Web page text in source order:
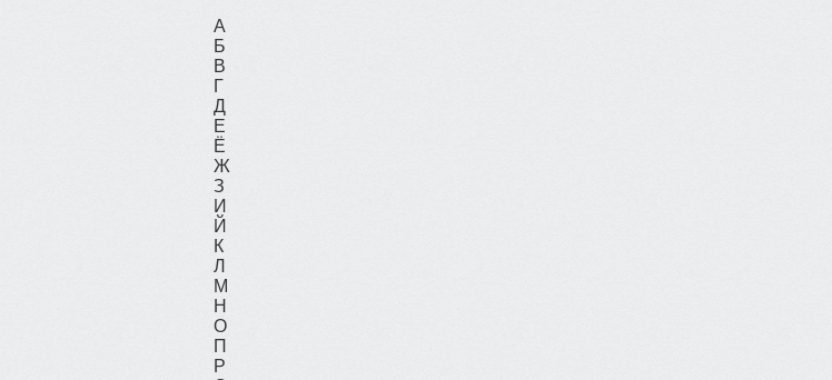
А
Б
В
Г
Д
Е
Ё
Ж
З
И
Й
К
Л
М
Н
О
П
Р